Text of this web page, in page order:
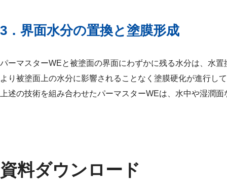
3．界面水分の置換と塗膜形成
パーマスターWEと被塗面の界面にわずかに残る水分は、水
より被塗面上の水分に影響されることなく塗膜硬化が進行して
上述の技術を組み合わせたパーマスターWEは、水中や湿潤
資料ダウンロード